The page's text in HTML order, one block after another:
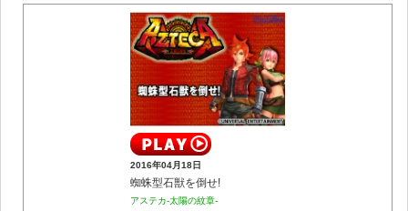
2016年04月18日
蜘蛛型石獣を倒せ!
アステカ-太陽の紋章-